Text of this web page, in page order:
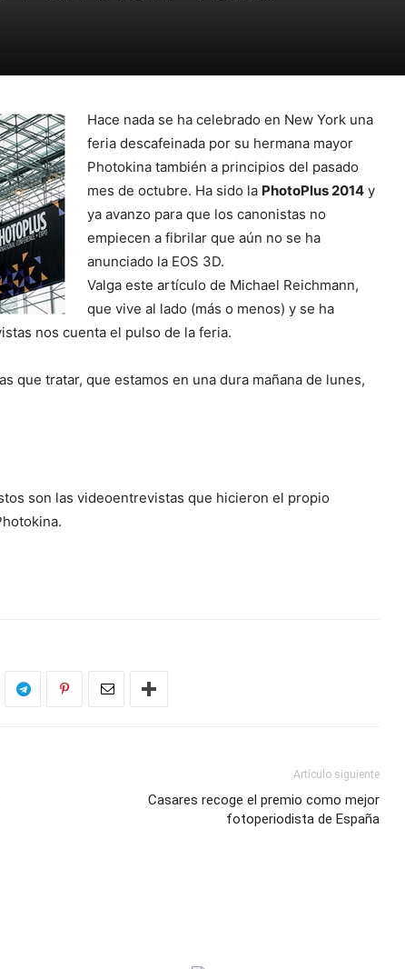
Hace nada se ha celebrado en New York una
feria descafeinada por su hermana mayor
Photokina también a principios del pasado
mes de octubre. Ha sido la PhotoPlus 2014 y
ya avanzo para que los canonistas no
empiecen a fibrilar que aún no se ha
anunciado la EOS 3D.
Valga este artículo de Michael Reichmann,
que vive al lado (más o menos) y se ha
nos cuenta el pulso de la feria.
que tratar, que estamos en una dura mañana de lunes,
son las videoentrevistas que hicieron el propio
Artículo siguiente
Casares recoge el premio como mejor
fotoperiodista de España